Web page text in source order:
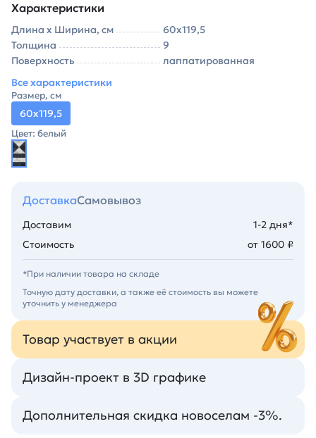
Характеристики
Длина х Ширина, см
60х119,5
Толщина
9
Поверхность
лаппатированная
Все характеристики
Размер, см
60х119,5
Цвет: белый
ДоставкаСамовывоз
Доставим
1-2 дня*
Стоимость
от 1600 ₽
*При наличии товара на складе
Точную дату доставки, а также её стоимость вы можете
уточнить у менеджера
Товар участвует в акции
Дизайн-проект в 3D графике
Дополнительная скидка новоселам -3%.